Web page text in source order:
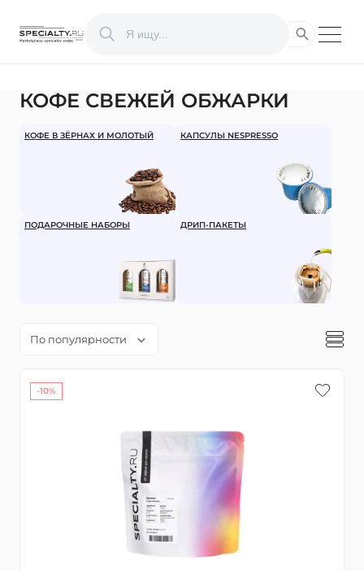
КОФЕ СВЕЖЕЙ ОБЖАРКИ
КОФЕ В ЗЁРНАХ И МОЛОТЫЙ КАПСУЛЫ NESPRESSO
ПОДАРОЧНЫЕ НАБОРЫ ДРИП-ПАКЕТЫ
По популярности
-10%